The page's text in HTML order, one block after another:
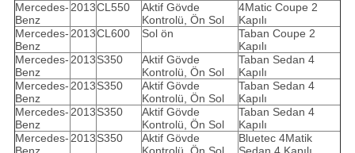
Mercedes-
Benz
2013CL550
Aktif Gövde
Kontrolü, Ön Sol
4Matic Coupe 2
Kapılı
Mercedes-
Benz
2013CL600 Sol ön
Taban Coupe 2
Kapılı
Mercedes-
Benz
2013S350
Aktif Gövde
Kontrolü, Ön Sol
Taban Sedan 4
Kapılı
Mercedes-
Benz
2013S350
Aktif Gövde
Kontrolü, Ön Sol
Taban Sedan 4
Kapılı
Mercedes-
Benz
2013S350
Aktif Gövde
Kontrolü, Ön Sol
Taban Sedan 4
Kapılı
Mercedes-2013S350
Aktif Gövde
Bluetec 4Matik